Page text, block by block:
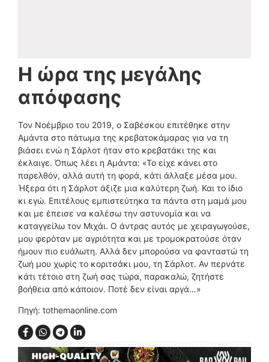
Η ώρα της μεγάλης
απόφασης
Τον Νοέμβριο του 2019, ο Σαβέσκου επιτέθηκε στην
Αμάντα στο πάτωμα της κρεβατοκάμαρας για να τη
βιάσει ενώ η Σάρλοτ ήταν στο κρεβατάκι της και
έκλαιγε. Όπως λέει η Αμάντα: «Το είχε κάνει στο
παρελθόν, αλλά αυτή τη φορά, κάτι άλλαξε μέσα μου.
Ήξερα ότι η Σάρλοτ άξιζε μια καλύτερη ζωή. Και το ίδιο
κι εγώ. Επιτέλους εμπιστεύτηκα τα πάντα στη μαμά μου
και με έπεισε να καλέσω την αστυνομία και να
καταγγείλω τον Μιχάι. Ο άντρας αυτός με χειραγωγούσε,
μου φερόταν με αγριότητα και με τρομοκρατούσε όταν
ήμουν πιο ευάλωτη. Αλλά δεν μπορούσα να φανταστώ τη
ζωή μου χωρίς το κοριτσάκι μου, τη Σάρλοτ. Αν περνάτε
κάτι τέτοιο στη ζωή σας τώρα, παρακαλώ, ζητήστε
βοήθεια από κάποιον. Ποτέ δεν είναι αργά…»
Πηγή: tothemaonline.com